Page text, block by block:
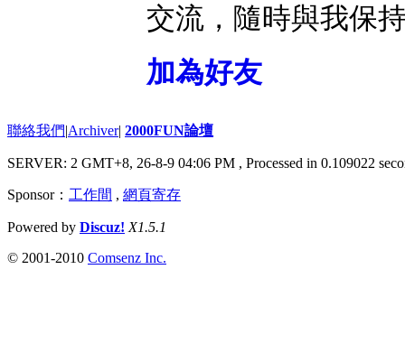
交流，隨時與我保
加為好友
聯絡我們|Archiver| 2000FUN論壇
SERVER: 2 GMT+8, 26-8-9 04:06 PM , Processed in 0.109022
Sponsor： 工作間 , 網頁寄存
Powered by Discuz! X1.5.1
© 2001-2010 Comsenz Inc.